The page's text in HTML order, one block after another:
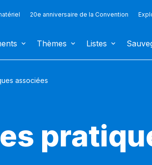
20e anniversaire de la Convention
Thèmes Listes
associées